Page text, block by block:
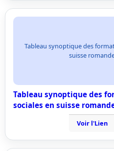
Tableau synoptique des
suisse
Tableau synoptique des
sociales en suisse
Voir l'Lien